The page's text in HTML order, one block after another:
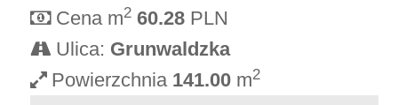
Cena m2 60.28 PLN
Ulica: Grunwaldzka
Powierzchnia 141.00 m2